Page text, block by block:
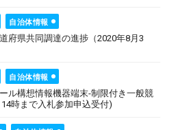
自治体情報
府県共同調達の進捗（2020年8月3
自治体情報
ル構想情報機器端末-制限付き一般競
時まで入札参加申込受付)